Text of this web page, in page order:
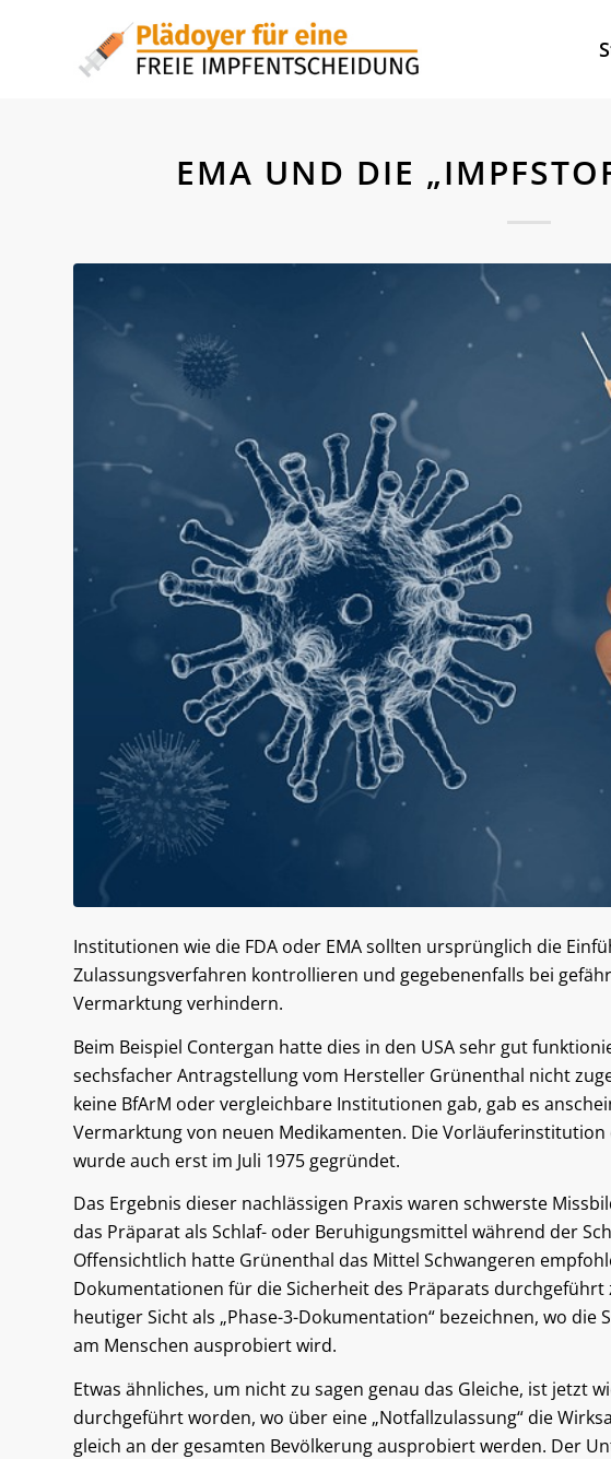
EMA UND DIE
Institutionen wie die FDA oder EMA sollten ursprünglich die
Zulassungsverfahren kontrollieren und gegebenenfalls bei
Vermarktung verhindern.
Beim Beispiel Contergan hatte dies in den USA sehr gut
sechsfacher Antragstellung vom Hersteller Grünenthal nicht
keine BfArM oder vergleichbare Institutionen gab, gab es
Vermarktung von neuen Medikamenten. Die
wurde auch erst im Juli 1975 gegründet.
Das Ergebnis dieser nachlässigen Praxis waren schwerste
das Präparat als Schlaf- oder Beruhigungsmittel während der
Offensichtlich hatte Grünenthal das Mittel Schwangeren
Dokumentationen für die Sicherheit des Präparats durchgeführt
heutiger Sicht als „Phase-3-Dokumentation“ bezeichnen, wo
am Menschen ausprobiert wird.
Etwas ähnliches, um nicht zu sagen genau das Gleiche, ist jetzt
durchgeführt worden, wo über eine „Notfallzulassung“ die
gleich an der gesamten Bevölkerung ausprobiert werden. Der